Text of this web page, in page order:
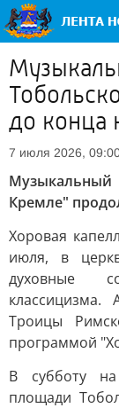
до конца
7 июля 2026,
Кремле"
Хоровая
июля, в
духовные
Троицы
программой
В субботу
площади